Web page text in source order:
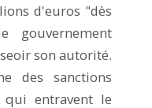
d'euros "dès
son autorité.
des sanctions
qui entravent le